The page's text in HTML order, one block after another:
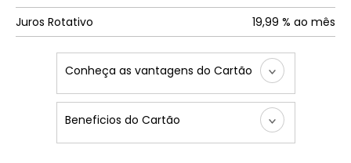
Juros Rotativo
19,99 % ao mês
Conheça as vantagens do Cartão
Beneficios do Cartão